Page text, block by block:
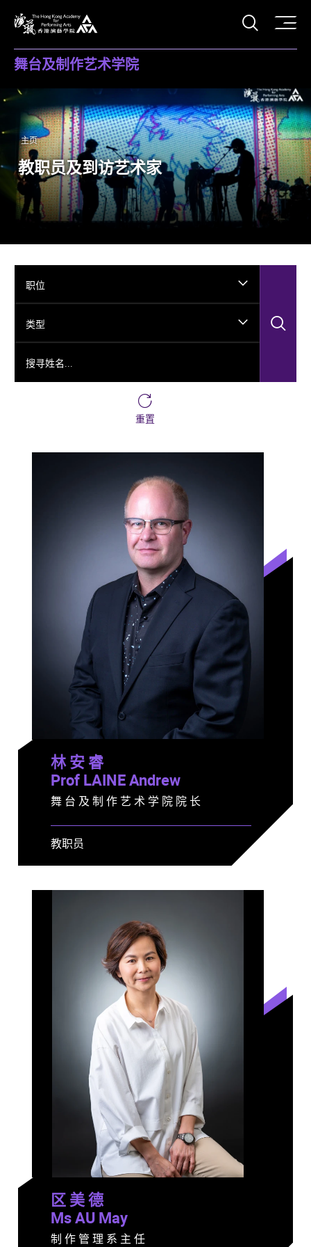
打开
舞台及制作艺术学院
主页
教职员及到访艺术家
职位
类型
重置
林 安 睿
Prof LAINE Andrew
舞 台 及 制 作 艺 术 学 院 院 长
教职员
区 美 德
Ms AU May
制 作 管 理 系 主 任